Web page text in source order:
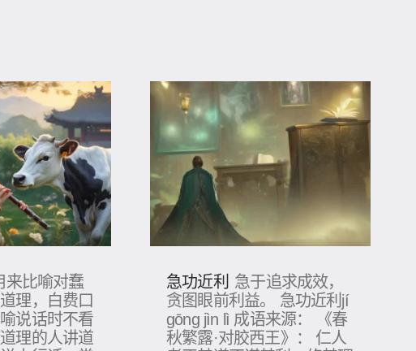
来比喻对蠢
理，白费口
说话时不看
理的人讲道
急功近利 急于追求成效，
贪图眼前利益。 急功近利jí
gōng jìn lì 成语来源： 《春
秋繁露·对胶西王》： 仁人